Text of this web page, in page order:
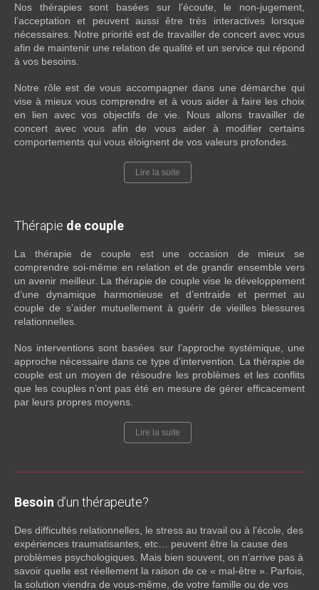
Nos thérapies sont basées sur l’écoute, le non-jugement,
l’acceptation et peuvent aussi être très interactives lorsque
nécessaires. Notre priorité est de travailler de concert avec vous
afin de maintenir une relation de qualité et un service qui répond
à vos besoins.
Notre rôle est de vous accompagner dans une démarche qui
vise à mieux vous comprendre et à vous aider à faire les choix
en lien avec vos objectifs de vie. Nous allons travailler de
concert avec vous afin de vous aider à modifier certains
comportements qui vous éloignent de vos valeurs profondes.
Lire la suite
Thérapie de couple
La thérapie de couple est une occasion de mieux se
comprendre soi-même en relation et de grandir ensemble vers
un avenir meilleur. La thérapie de couple vise le développement
d’une dynamique harmonieuse et d’entraide et permet au
couple de s’aider mutuellement à guérir de vieilles blessures
relationnelles.
Nos interventions sont basées sur l’approche systémique, une
approche nécessaire dans ce type d’intervention. La thérapie de
couple est un moyen de résoudre les problèmes et les conflits
que les couples n’ont pas été en mesure de gérer efficacement
par leurs propres moyens.
Lire la suite
Besoin d’un thérapeute?
Des difficultés relationnelles, le stress au travail ou à l’école, des
expériences traumatisantes, etc… peuvent être la cause des
problèmes psychologiques. Mais bien souvent, on n’arrive pas à
savoir quelle est réellement la raison de ce « mal-être ». Parfois,
la solution viendra de vous-même, de votre famille ou de vos